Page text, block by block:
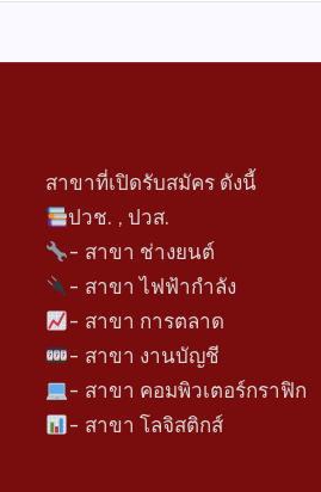
สาขาที่เปิดรับสมัคร ดังนี้
ปวช. , ปวส.
- สาขา ช่างยนต์
- สาขา ไฟฟ้ากำลัง
- สาขา การตลาด
- สาขา งานบัญชี
- สาขา คอมพิวเตอร์กราฟิก
- สาขา โลจิสติกส์